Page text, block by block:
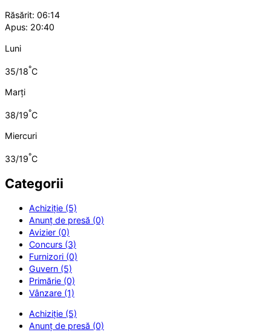
Răsărit: 06:14
Apus: 20:40
Luni
35/18°C
Marți
38/19°C
Miercuri
33/19°C
Categorii
Achiziție (5)
Anunț de presă (0)
Avizier (0)
Concurs (3)
Furnizori (0)
Guvern (5)
Primărie (0)
Vânzare (1)
Achiziție (5)
Anunț de presă (0)